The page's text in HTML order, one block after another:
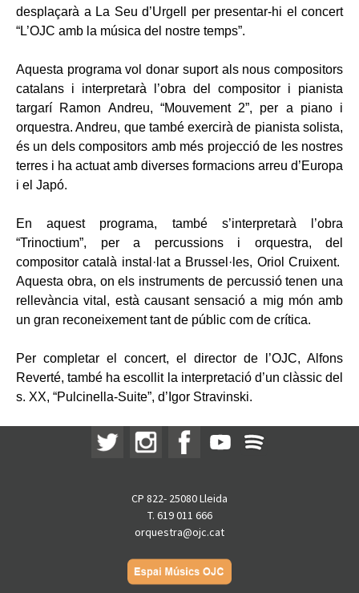
desplaçarà a La Seu d’Urgell per presentar-hi el concert
“L’OJC amb la música del nostre temps”.
Aquesta programa vol donar suport als nous compositors
catalans i interpretarà l’obra del compositor i pianista
targarí Ramon Andreu, “Mouvement 2”, per a piano i
orquestra. Andreu, que també exercirà de pianista solista,
és un dels compositors amb més projecció de les nostres
terres i ha actuat amb diverses formacions arreu d’Europa
i el Japó.
En aquest programa, també s’interpretarà l’obra
“Trinoctium”, per a percussions i orquestra, del
compositor català instal·lat a Brussel·les, Oriol Cruixent.
Aquesta obra, on els instruments de percussió tenen una
rellevància vital, està causant sensació a mig món amb
un gran reconeixement tant de públic com de crítica.
Per completar el concert, el director de l’OJC, Alfons
Reverté, també ha escollit la interpretació d’un clàssic del
s. XX, “Pulcinella-Suite”, d’Igor Stravinski.
CP 822- 25080 Lleida
T. 619 011 666
orquestra@ojc.cat